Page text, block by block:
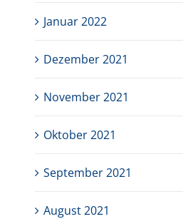
Januar 2022
Dezember 2021
November 2021
Oktober 2021
September 2021
August 2021